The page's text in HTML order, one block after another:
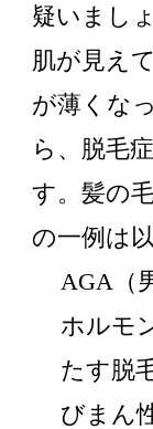
疑いまし
肌が見え
が薄くな
ら、脱毛
す。髪の
の一例は
AGA（
ホルモ
たす脱
びまん